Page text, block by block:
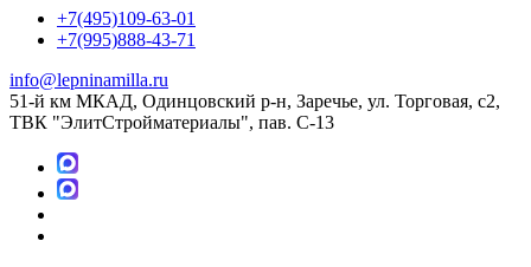
+7(495)109-63-01
+7(995)888-43-71
info@lepninamilla.ru
51-й км МКАД, Одинцовский р-н, Заречье, ул. Торговая, с2,
ТВК "ЭлитСтройматериалы", пав. С-13